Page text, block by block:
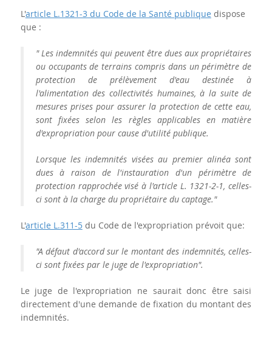
L'article L.1321-3 du Code de la Santé publique dispose
que :
" Les indemnités qui peuvent être dues aux propriétaires
ou occupants de terrains compris dans un périmètre de
protection de prélèvement d'eau destinée à
l'alimentation des collectivités humaines, à la suite de
mesures prises pour assurer la protection de cette eau,
sont fixées selon les règles applicables en matière
d'expropriation pour cause d'utilité publique.
Lorsque les indemnités visées au premier alinéa sont
dues à raison de l'instauration d'un périmètre de
protection rapprochée visé à l'article L. 1321-2-1, celles-
ci sont à la charge du propriétaire du captage."
L'article L.311-5du Code de l'expropriation prévoit que:
"A défaut d'accord sur le montant des indemnités, celles-
ci sont fixées par le juge de l'expropriation".
Le juge de l'expropriation ne saurait donc être saisi
directement d'une demande de fixation du montant des
indemnités.